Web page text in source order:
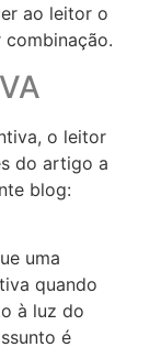
ao leitor o
combinação.
o leitor
do artigo a
blog:
uma
quando
à luz do
é